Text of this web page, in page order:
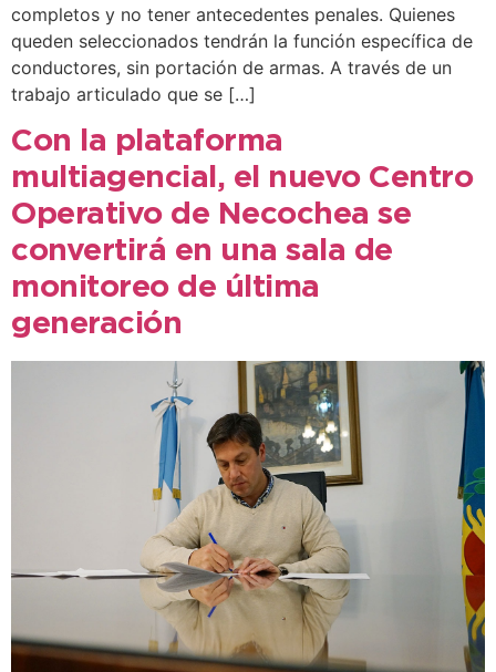
completos y no tener antecedentes penales. Quienes
queden seleccionados tendrán la función específica de
conductores, sin portación de armas. A través de un
trabajo articulado que se […]
Con la plataforma
multiagencial, el nuevo Centro
Operativo de Necochea se
convertirá en una sala de
monitoreo de última
generación